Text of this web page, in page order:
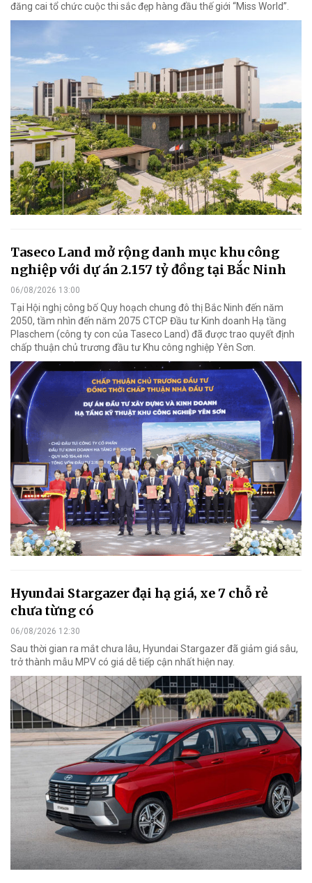
đăng cai tổ chức cuộc thi sắc đẹp hàng đầu thế giới “Miss World”.
Taseco Land mở rộng danh mục khu công
nghiệp với dự án 2.157 tỷ đồng tại Bắc Ninh
06/08/2026 13:00
Tại Hội nghị công bố Quy hoạch chung đô thị Bắc Ninh đến năm
2050, tầm nhìn đến năm 2075 CTCP Đầu tư Kinh doanh Hạ tầng
Plaschem (công ty con của Taseco Land) đã được trao quyết định
chấp thuận chủ trương đầu tư Khu công nghiệp Yên Sơn.
Hyundai Stargazer đại hạ giá, xe 7 chỗ rẻ
chưa từng có
06/08/2026 12:30
Sau thời gian ra mắt chưa lâu, Hyundai Stargazer đã giảm giá sâu,
trở thành mẫu MPV có giá dễ tiếp cận nhất hiện nay.